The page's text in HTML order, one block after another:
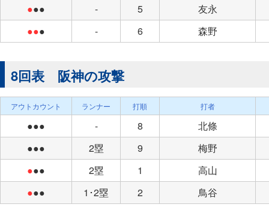
●●● - 5
友永
●●● - 6 森野
8回表 阪神の攻撃
アウトカウント ランナー 打順 打者
●●● - 8
北條
●●●
2塁 9
梅野
●●● 2塁 1
高山
●●● 1･2塁 2 鳥谷